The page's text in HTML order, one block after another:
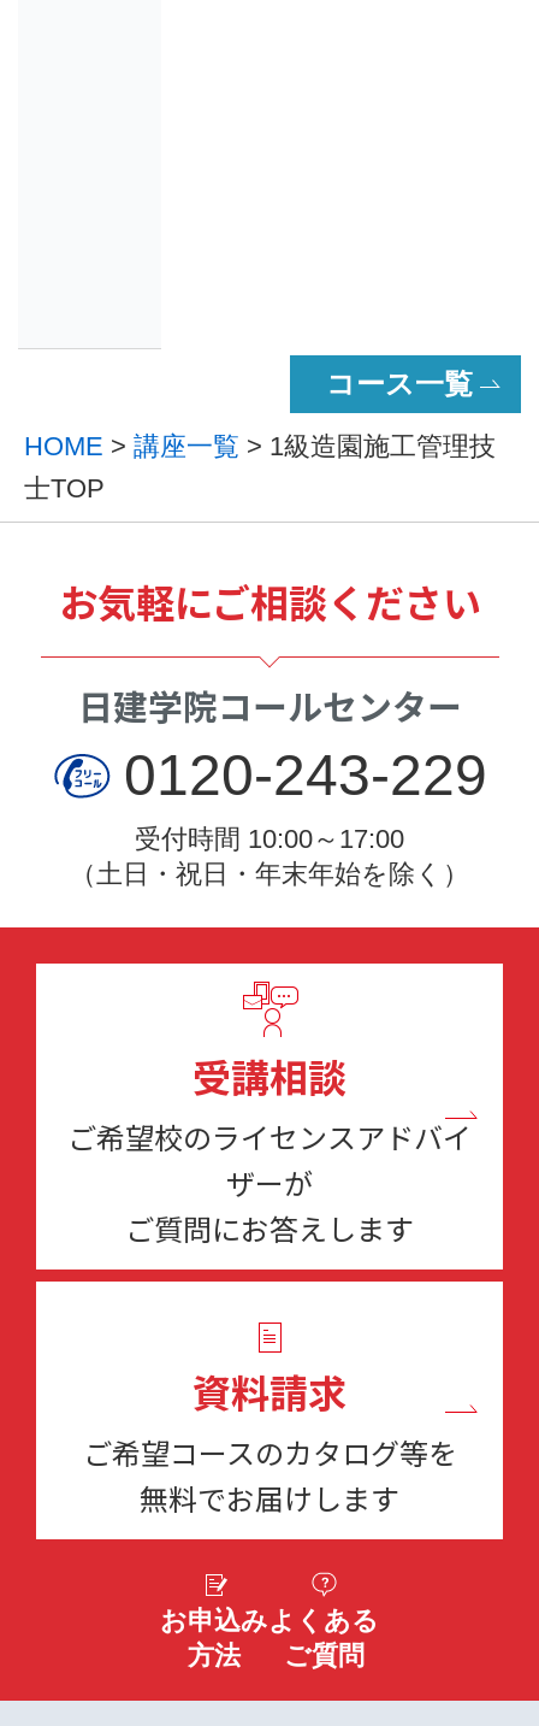
コース一覧
HOME > 講座一覧 > 1級造園施工管理技
士TOP
お気軽にご相談ください
日建学院コールセンター
0120-243-229
受付時間 10:00～17:00
（土日・祝日・年末年始を除く）
受講相談
ご希望校のライセンスアドバイ
ザーが
ご質問にお答えします
資料請求
ご希望コースのカタログ等を
無料でお届けします
お申込み
方法
よくある
ご質問